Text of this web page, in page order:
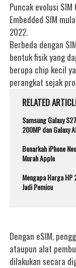
Puncak evolusi
Embedded SIM
2022.
Berbeda dengan
bentuk fisik yang
berupa chip kecil
perangkat sejak
RELATED
Samsung Galaxy
200MP dan Galaxy AI
Benarkah iPhone
Murah Apple
Mengapa Harga
Jadi Pemicu
Dengan eSIM,
ataupun alat
dilakukan secara